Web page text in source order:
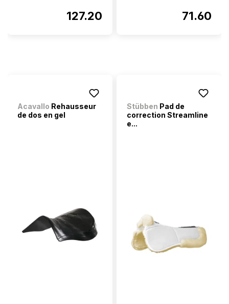
127.20 71.60
Acavallo Rehausseur
de dos en gel
Stübben Pad de
correction Streamline
e...